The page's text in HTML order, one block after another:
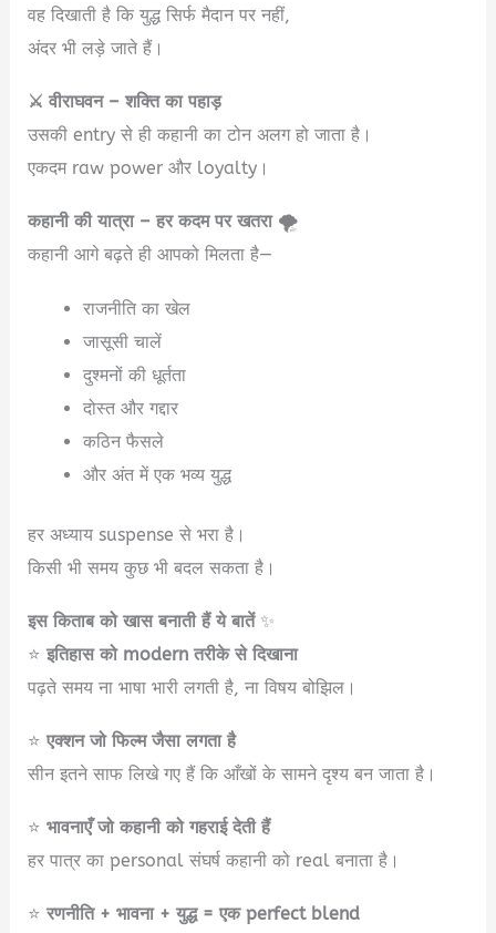
वह दिखाती है कि युद्ध सिर्फ मैदान पर नहीं,
अंदर भी लड़े जाते हैं।
⚔️ वीराघवन – शक्ति का पहाड़
उसकी entry से ही कहानी का टोन अलग हो जाता है।
एकदम raw power और loyalty।
कहानी की यात्रा – हर कदम पर खतरा🌪️
कहानी आगे बढ़ते ही आपको मिलता है—
राजनीति का खेल
जासूसी चालें
दुश्मनों की धूर्तता
दोस्त और गद्दार
कठिन फैसले
और अंत में एक भव्य युद्ध
हर अध्याय suspense से भरा है।
किसी भी समय कुछ भी बदल सकता है।
इस किताब को खास बनाती हैं ये बातें✨
⭐इतिहास को modern तरीके से दिखाना
पढ़ते समय ना भाषा भारी लगती है, ना विषय बोझिल।
⭐एक्शन जो फिल्म जैसा लगता है
सीन इतने साफ लिखे गए हैं कि आँखों के सामने दृश्य बन जाता है।
⭐भावनाएँ जो कहानी को गहराई देती हैं
हर पात्र का personal संघर्ष कहानी को real बनाता है।
⭐रणनीति + भावना + युद्ध = एक perfect blend